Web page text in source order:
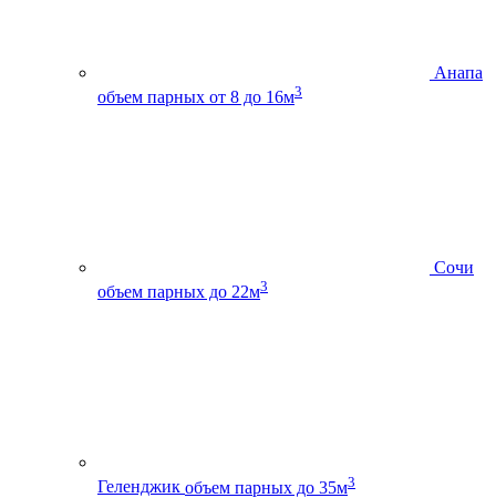
Анапа
объем парных от 8 до 16м3
Сочи
объем парных до 22м3
Геленджик объем парных до 35м3